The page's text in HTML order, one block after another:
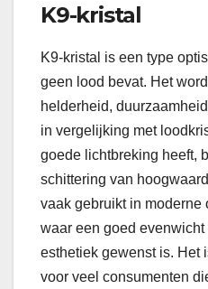
K9-kristal
K9-kristal is een type
geen lood bevat. Het
helderheid,
in vergelijking met
goede lichtbreking heeft,
schittering van
vaak gebruikt in moderne
waar een goed evenwicht
esthetiek gewenst is. Het
voor veel consumenten